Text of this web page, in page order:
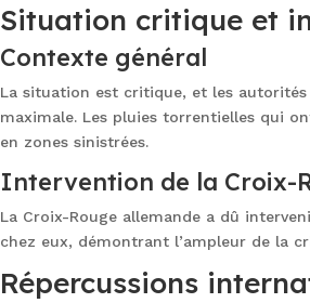
Situation critique et
Contexte général
La situation est critique, et les
maximale. Les pluies torrentielles qui
en zones sinistrées.
Intervention de la Croix-
La Croix-Rouge allemande a dû
chez eux, démontrant l’ampleur de la
Répercussions